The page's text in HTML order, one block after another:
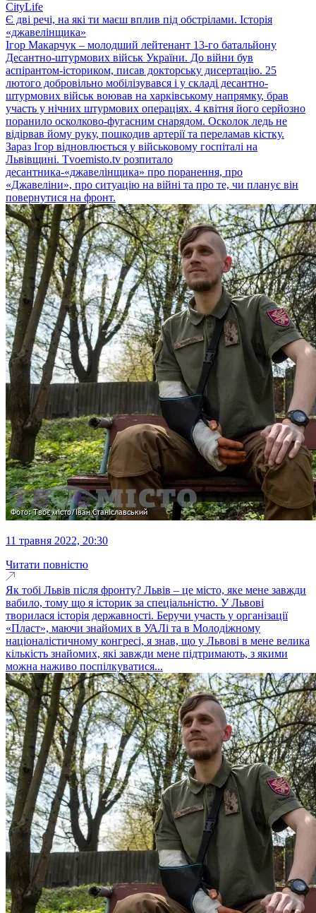
CityLife
Є дві речі, на які ти маєш вплив під обстрілами. Історія
«джавелінщика»
Ігор Макарчук – молодший лейтенант 13-го батальйону
Десантно-штурмових військ України. До війни був
аспірантом-істориком, писав докторську дисертацію. 25
лютого добровільно мобілізувався і у складі десантно-
штурмових військ воював на харківському напрямку, брав
участь у нічних штурмових операціях. 4 квітня його серйозно
поранило осколково-фугасним снарядом. Осколок ледь не
відірвав йому руку, пошкодив артерії та переламав кістку.
Зараз Ігор відновлюється у військовому госпіталі на
Львівщині. Tvoemisto.tv розпитало
десантника-«джавелінщика» про поранення, про
«Джавеліни», про ситуацію на війні та про те, чи планує він
повернутися на фронт.
11 травня 2022, 20:30
Читати повністю
Як тобі Львів після фронту? Львів – це місто, яке мене завжди
вабило, тому що я історик за спеціальністю. У Львові
творилася історія державності. Беручи участь у організації
«Пласт», маючи знайомих в УАЛі та в Молодіжному
націоналістичному конгресі, я знав, що у Львові в мене велика
кількість знайомих, які завжди мене підтримають, з якими
можна наживо поспілкуватися...